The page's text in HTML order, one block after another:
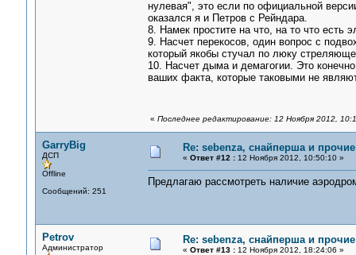
нулевая", это если по официальной
оказался я и Петров с Рейндара.
8. Намек простите на что, на то что есть
9. Насчет перекосов, один вопрос с
который якобы стучал по люку
10. Насчет дыма и демагогии. Это
ваших факта, которые таковыми не
« Последнее редактирование: 12 Ноября 2012,
GarryBig
ДСП
Offline
Сообщений: 251
Re: sebenza, снайперша и
« Ответ #12 :12 Ноября 2012, 10:50:10 »
Предлагаю рассмотреть наличие
Petrov
Администратор
Re: sebenza, снайперша и
« Ответ #13 :12 Ноября 2012, 18:24:06 »